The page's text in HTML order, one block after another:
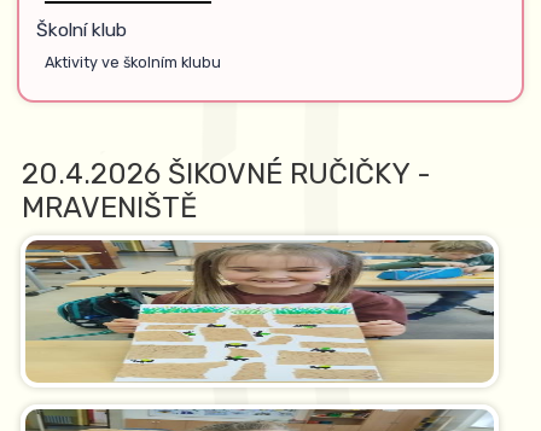
Školní klub
Aktivity ve školním klubu
20.4.2026 ŠIKOVNÉ RUČIČKY -
MRAVENIŠTĚ